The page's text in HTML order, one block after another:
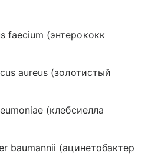
faecium (энтерококк
aureus (золотистый
(клебсиелла
baumannii (ацинетобактер